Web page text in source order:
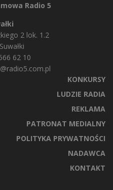
Radio 5
2 lok. 1.2
62 10
KONKURSY
LUDZIE RADIA
REKLAMA
PATRONAT MEDIALNY
POLITYKA PRYWATNOŚCI
NADAWCA
KONTAKT